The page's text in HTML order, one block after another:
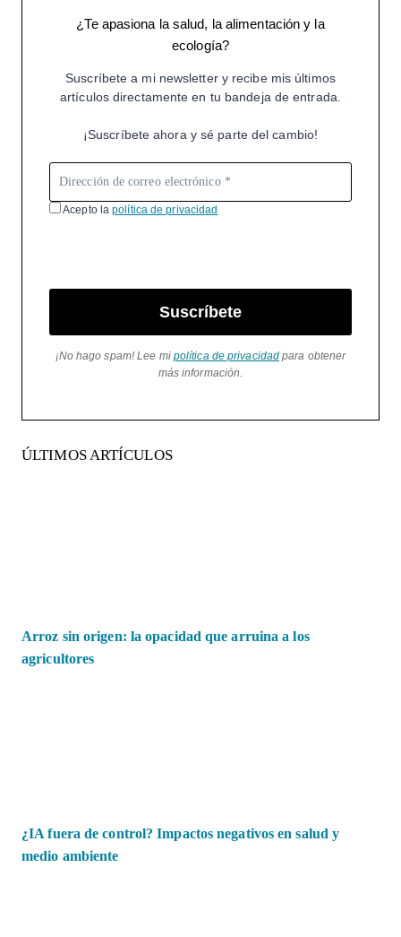
¿Te apasiona la salud, la alimentación y la
ecología?
Suscríbete a mi newsletter y recibe mis últimos
artículos directamente en tu bandeja de entrada.
¡Suscríbete ahora y sé parte del cambio!
Acepto lapolítica de privacidad
Suscríbete
¡No hago spam! Lee mi política de privacidad para obtener
más información.
ÚLTIMOS ARTÍCULOS
Arroz sin origen: la opacidad que arruina a los
agricultores
¿IA fuera de control? Impactos negativos en salud y
medio ambiente